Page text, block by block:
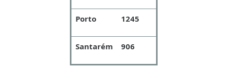
Porto 1245
Santarém 906